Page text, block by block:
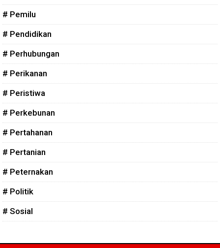
# Pemilu
# Pendidikan
# Perhubungan
# Perikanan
# Peristiwa
# Perkebunan
# Pertahanan
# Pertanian
# Peternakan
# Politik
# Sosial